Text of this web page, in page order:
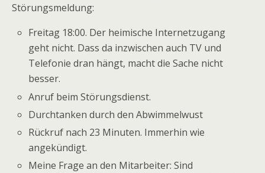
Störungsmeldung:
Freitag 18:00. Der heimische Internetzugang
geht nicht. Dass da inzwischen auch TV und
Telefonie dran hängt, macht die Sache nicht
besser.
Anruf beim Störungsdienst.
Durchtanken durch den Abwimmelwust
Rückruf nach 23 Minuten. Immerhin wie
angekündigt.
Meine Frage an den Mitarbeiter: Sind